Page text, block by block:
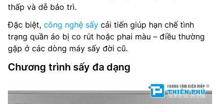
thấp và dễ bảo trì.
Đặc biệt, công nghệ sấy cải tiến giúp hạn chế tình
trạng quần áo bị co rút hoặc phai màu – điều thường
gặp ở các dòng máy sấy đời cũ.
Chương trình sấy đa dạng